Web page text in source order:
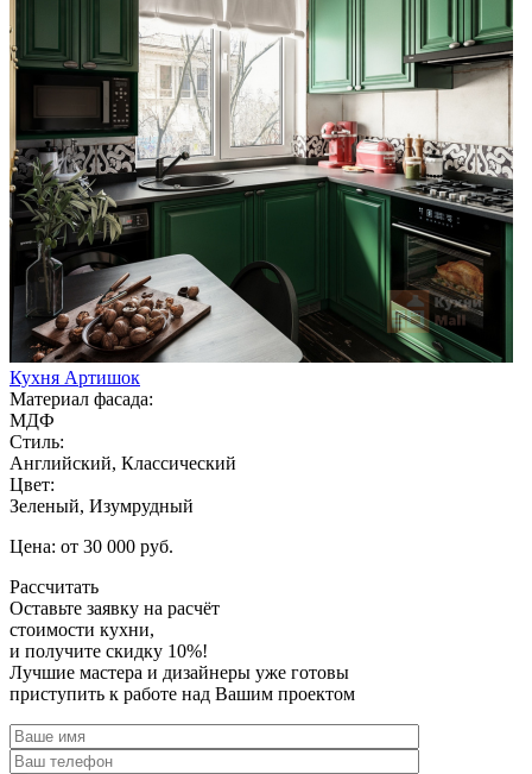
Кухня Артишок
Материал фасада:
МДФ
Стиль:
Английский, Классический
Цвет:
Зеленый, Изумрудный
Цена: от 30 000 руб.
Рассчитать
Оставьте заявку на расчёт
стоимости кухни,
и получите скидку 10%!
Лучшие мастера и дизайнеры уже готовы
приступить к работе над Вашим проектом